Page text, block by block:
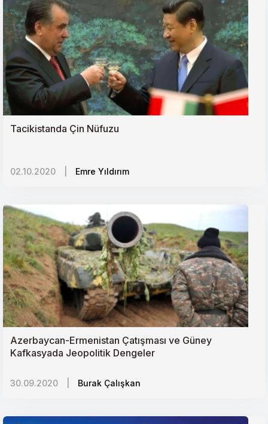
Tacikistanda Çin Nüfuzu
02.10.2020 Emre Yıldırım
Azerbaycan-Ermenistan Çatışması ve Güney
Kafkasyada Jeopolitik Dengeler
30.09.2020 Burak Çalışkan